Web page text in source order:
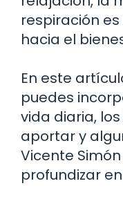
respiración
hacia el
En este
puedes
vida diaria,
aportar y
Vicente
profundizar